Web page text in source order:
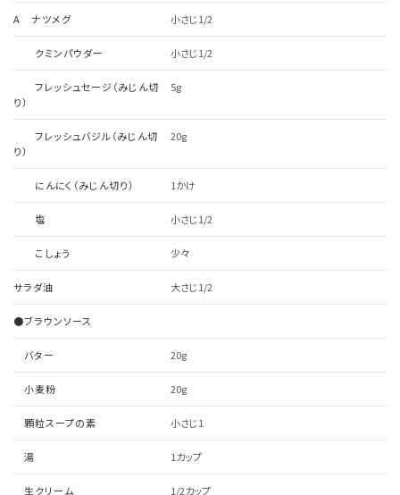
A ナツメグ 小さじ1/2
クミンパウダー 小さじ1/2
フレッシュセージ（みじん切
り）
5g
フレッシュバジル（みじん切
り）
20g
にんにく（みじん切り） 1かけ
塩 小さじ1/2
こしょう 少々
サラダ油 大さじ1/2
●ブラウンソース
バター 20g
小麦粉 20g
顆粒スープの素 小さじ1
湯 1カップ
生クリーム 1/2カップ